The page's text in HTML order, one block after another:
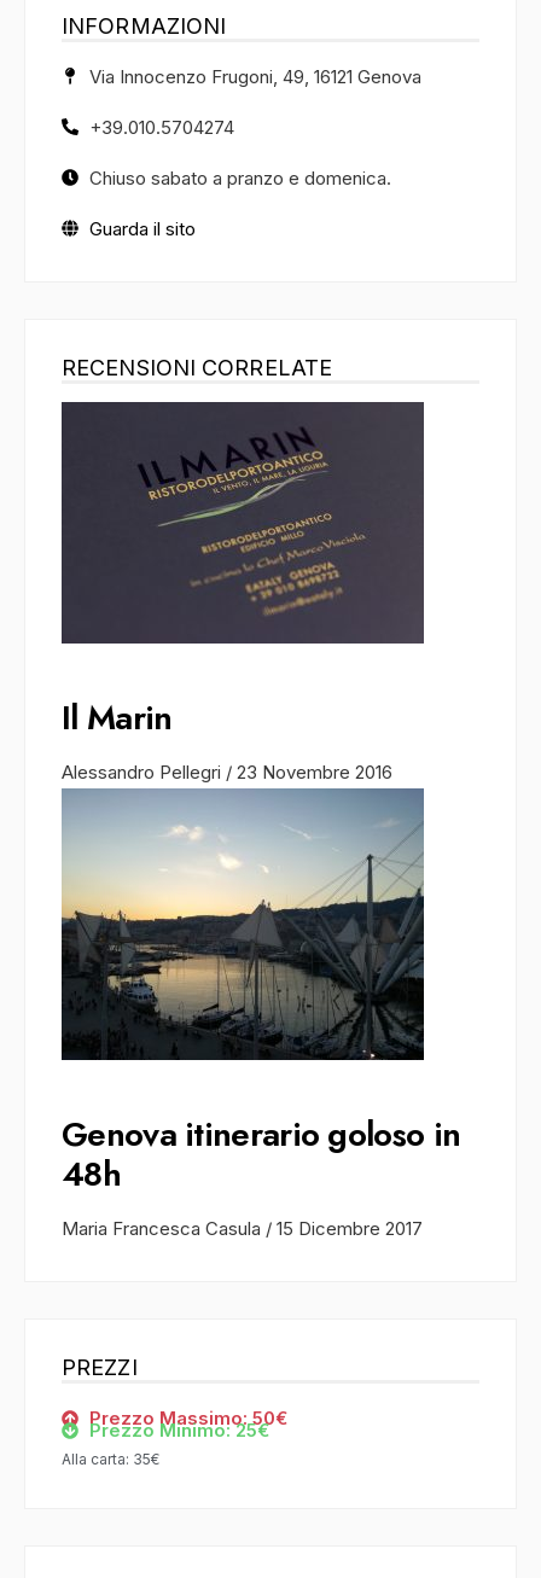
INFORMAZIONI
Via Innocenzo Frugoni, 49, 16121 Genova
+39.010.5704274
Chiuso sabato a pranzo e domenica.
Guarda il sito
RECENSIONI CORRELATE
Il Marin
Alessandro Pellegri / 23 Novembre 2016
Genova itinerario goloso in
48h
Maria Francesca Casula / 15 Dicembre 2017
PREZZI
Prezzo Massimo: 50€
Prezzo Minimo: 25€
Alla carta: 35€